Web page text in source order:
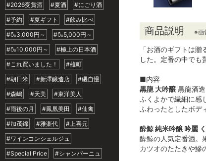
#2026受賞酒
#夏酒
#にごり酒
#予約
#夏ギフト
#飲み比べ
#🍶3,000円～
#🍶5,000円～
#🍶10,000円～
#極上の日本酒
#これ買いました！
#雄町
#朝日米
#新澤醸造店
#磯自慢
#森嶋
#天美
#東洋美人
#雨後の月
#鳳凰美田
#仙禽
#加茂錦
#雅楽代
#上喜元
#ワインコンシェルジュ
#Special Price
#シャンパーニュ
商品説明 ※画
「お酒のギフトは
した。定番の中でも
■内容
黒龍 大吟醸 黒龍酒
ふくよかで繊細に感
ふわったとしたボデ
酔鯨 純米吟醸 吟麗
酔鯨の人気定番酒。
カツオのたたきや鰺